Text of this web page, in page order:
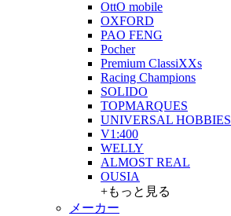
OttO mobile
OXFORD
PAO FENG
Pocher
Premium ClassiXXs
Racing Champions
SOLIDO
TOPMARQUES
UNIVERSAL HOBBIES
V1:400
WELLY
ALMOST REAL
OUSIA
+もっと見る
メーカー